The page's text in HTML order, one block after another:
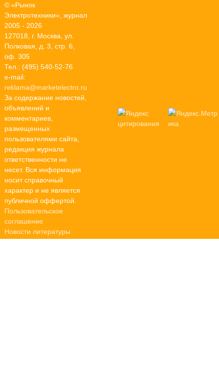
© «Рынок
Электротехники», журнал
2005 - 2026
127018, г. Москва, ул.
Полковая, д. 3, стр. 6,
оф. 305
Тел.: (495) 540-52-76
e-mail:
reklama@marketelectro.ru
За содержание новостей,
объявлений и
комментариев,
размещенных
пользователями сайта,
редакция журнала
ответственности не
несет. Вся информация
носит справочный
характер и не является
публичной оффертой.
Пользовательское
соглашение
Новости литературы